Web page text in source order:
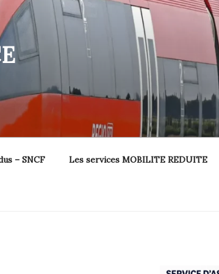
– SNCF Les services MOBILITE REDUITE